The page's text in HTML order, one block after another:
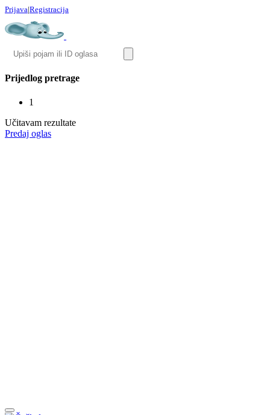
Prijava|Registracija
Prijedlog pretrage
1
Učitavam rezultate
Predaj oglas